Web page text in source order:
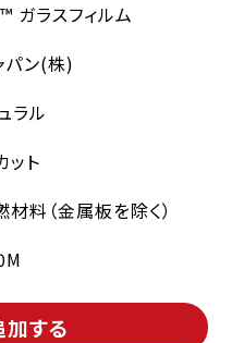
ガラスフィルム
パン(株)
ラル
ト
料（金属板を除く）
加する